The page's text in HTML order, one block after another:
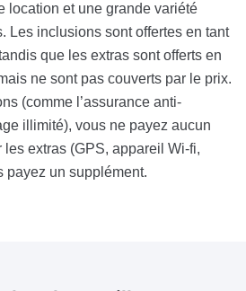
location et une grande variété
Les inclusions sont offertes en tant
que les extras sont offerts en
ne sont pas couverts par le prix.
(comme l’assurance anti-
illimité), vous ne payez aucun
extras (GPS, appareil Wi-fi,
payez un supplément.